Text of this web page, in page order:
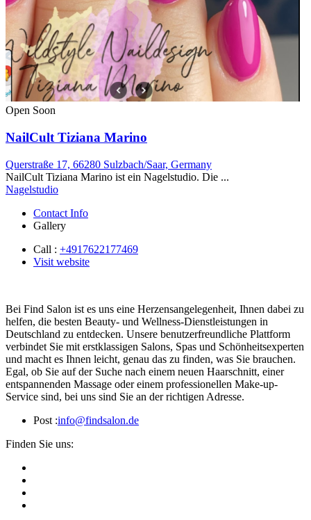
Open Soon
NailCult Tiziana Marino
Querstraße 17, 66280 Sulzbach/Saar, Germany
NailCult Tiziana Marino ist ein Nagelstudio. Die ...
Nagelstudio
Contact Info
Gallery
Call : +4917622177469
Visit website
Bei Find Salon ist es uns eine Herzensangelegenheit, Ihnen dabei zu
helfen, die besten Beauty- und Wellness-Dienstleistungen in
Deutschland zu entdecken. Unsere benutzerfreundliche Plattform
verbindet Sie mit erstklassigen Salons, Spas und Schönheitsexperten
und macht es Ihnen leicht, genau das zu finden, was Sie brauchen.
Egal, ob Sie auf der Suche nach einem neuen Haarschnitt, einer
entspannenden Massage oder einem professionellen Make-up-
Service sind, bei uns sind Sie an der richtigen Adresse.
Post :info@findsalon.de
Finden Sie uns: